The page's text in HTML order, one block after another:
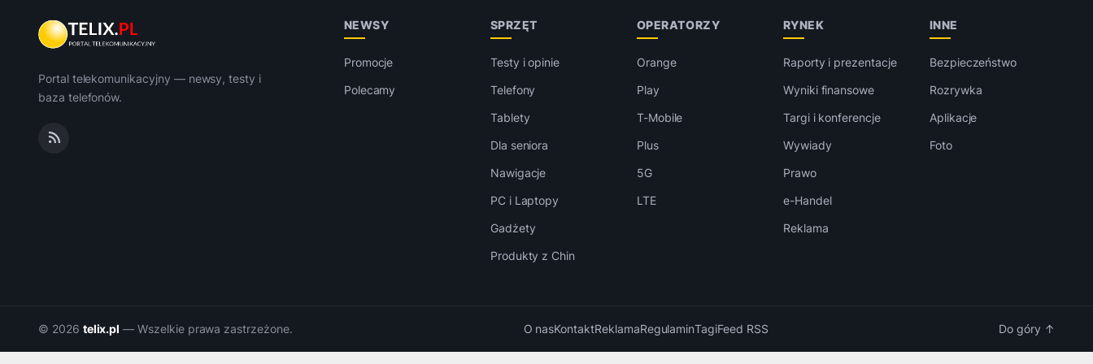
Portal telekomunikacyjny — newsy, testy i
baza telefonów.
NEWSY
Promocje
Polecamy
SPRZĘT
Testy i opinie
Telefony
Tablety
Dla seniora
Nawigacje
PC i Laptopy
Gadżety
Produkty z Chin
OPERATORZY
Orange
Play
T-Mobile
Plus
5G
LTE
RYNEK
Raporty i prezentacje
Wyniki finansowe
Targi i konferencje
Wywiady
Prawo
e-Handel
Reklama
INNE
Bezpieczeństwo
Rozrywka
Aplikacje
Foto
© 2026 telix.pl — Wszelkie prawa zastrzeżone. O nasKontaktReklamaRegulaminTagiFeed RSS Do góry ↑